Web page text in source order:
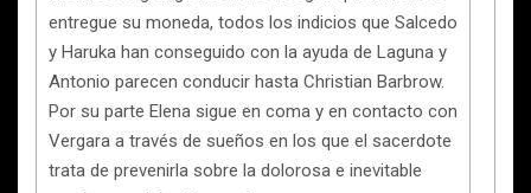
entregue su moneda, todos los indicios que Salcedo
y Haruka han conseguido con la ayuda de Laguna y
Antonio parecen conducir hasta Christian Barbrow.
Por su parte Elena sigue en coma y en contacto con
Vergara a través de sueños en los que el sacerdote
trata de prevenirla sobre la dolorosa e inevitable